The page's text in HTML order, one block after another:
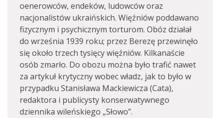
oenerowców, endeków, ludowców oraz
nacjonalistów ukraińskich. Więźniów poddawano
fizycznym i psychicznym torturom. Obóz działał
do września 1939 roku; przez Berezę przewinęło
się około trzech tysięcy więźniów. Kilkanaście
osób zmarło. Do obozu można było trafić nawet
za artykuł krytyczny wobec władz, jak to było w
przypadku Stanisława Mackiewicza (Cata),
redaktora i publicysty konserwatywnego
dziennika wileńskiego „Słowo”.